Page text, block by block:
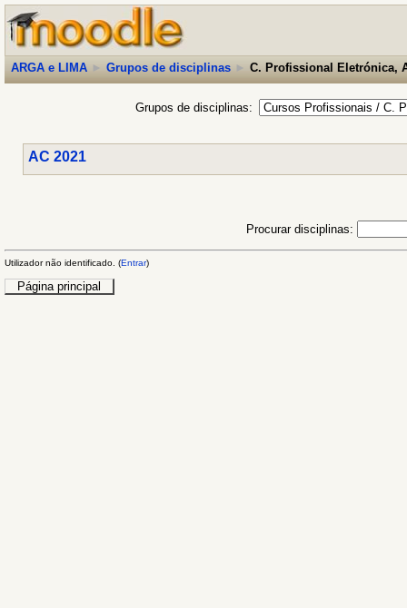
ARGA e LIMA ► Grupos de disciplinas ► C. Profissional Eletrónica,
Grupos de disciplinas:
AC 2021
Procurar disciplinas:
Utilizador não identificado. (Entrar)
Página principal